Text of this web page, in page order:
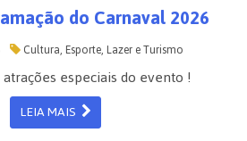
do Carnaval 2026
Cultura, Esporte, Lazer e Turismo
especiais do evento !
LEIA MAIS